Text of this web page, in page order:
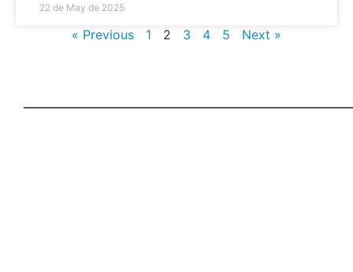
22 de May de 2025
« Previous 1 2 3 4 5 Next »